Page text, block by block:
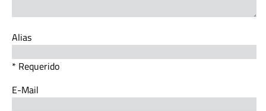
Alias
* Requerido
E-Mail